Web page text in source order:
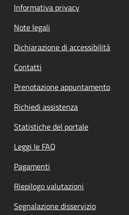
Informativa privacy
Note legali
Dichiarazione di accessibilità
Contatti
Prenotazione appuntamento
Richiedi assistenza
Statistiche del portale
Leggi le FAQ
Pagamenti
Riepilogo valutazioni
Segnalazione disservizio